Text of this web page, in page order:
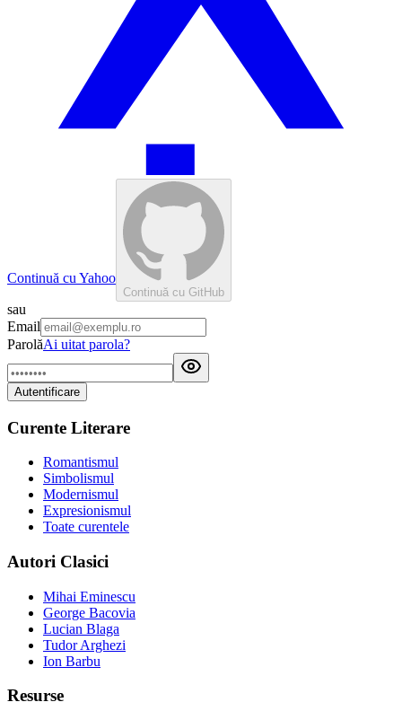
Continuă cu Yahoo
Continuă cu GitHub
sau
Email
ParolăAi uitat parola?
Autentificare
Curente Literare
Romantismul
Simbolismul
Modernismul
Expresionismul
Toate curentele
Autori Clasici
Mihai Eminescu
George Bacovia
Lucian Blaga
Tudor Arghezi
Ion Barbu
Resurse